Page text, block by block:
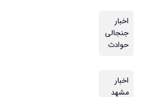
اخبار
جنجالی
حوادث
اخبار
مشهد